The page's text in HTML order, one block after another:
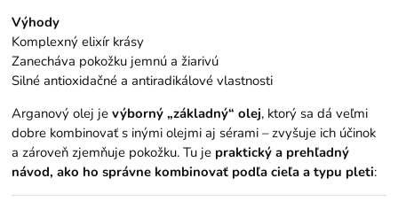
Výhody
Komplexný elixír krásy
Zanecháva pokožku jemnú a žiarivú
Silné antioxidačné a antiradikálové vlastnosti
Arganový olej jevýborný „základný“ olej, ktorý sa dá veľmi
dobre kombinovať s inými olejmi aj sérami – zvyšuje ich účinok
a zároveň zjemňuje pokožku. Tu je praktický a prehľadný
návod, ako ho správne kombinovať podľa cieľa a typu pleti: